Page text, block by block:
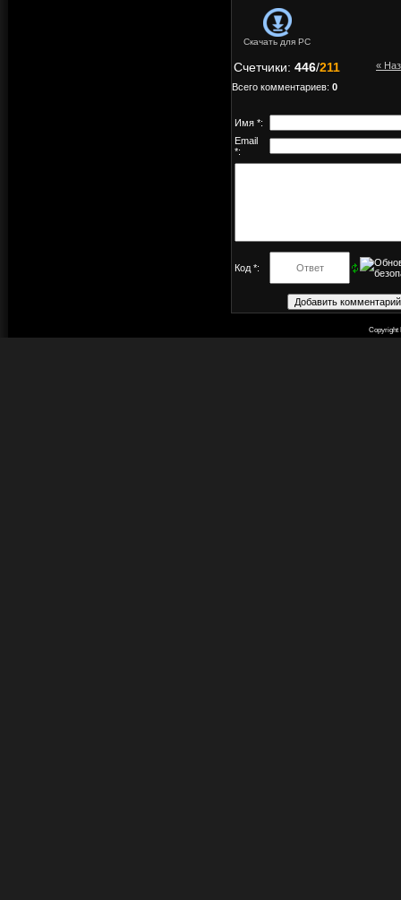
Скачать для PC
«
Счетчики: 446/211
Всего комментариев: 0
Имя *:
Email
*:
Код *:
Copyright